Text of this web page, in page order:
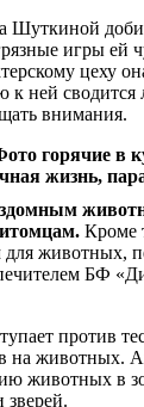
Шуткиной
игры ей
цеху
к ней
внимания.
Кроме
животных,
БФ
против
на животных.
животных в